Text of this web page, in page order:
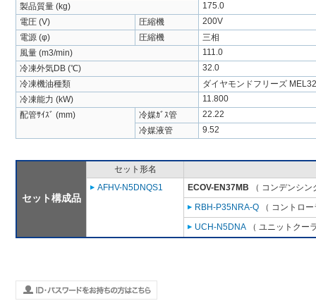
製品質量 (kg)
175.0
電圧 (V)
圧縮機
200V
電源 (φ)
圧縮機
三相
風量 (m3/min)
111.0
冷凍外気DB (℃)
32.0
冷凍機油種類
ダイヤモンドフリーズ
冷凍能力 (kW)
11.800
配管ｻｲｽﾞ (mm)
冷媒ｶﾞｽ管
22.22
冷媒液管
9.52
セット構成品
セット形名
AFHV-N5DNQS1
ECOV-EN37MB （ コンデンシ
RBH-P35NRA-Q （ コントロ
UCH-N5DNA （ ユニットクー